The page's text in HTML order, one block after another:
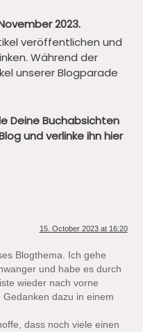
2023.
veröffentlichen und
Während der
unserer Blogparade
Deine Buchabsichten
und verlinke ihn hier
15. October 2023 at 16:20
Blogthema. Ich gehe
und habe es durch
wieder nach vorne
dazu in einem
dass noch viele einen